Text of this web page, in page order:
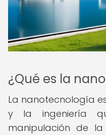
¿Qué es la
La nanotecnología
y la ingeniería
manipulación de